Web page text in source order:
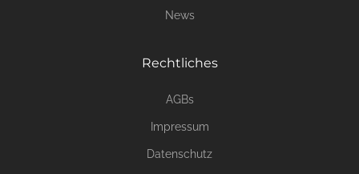
News
Rechtliches
AGBs
Impressum
Datenschutz